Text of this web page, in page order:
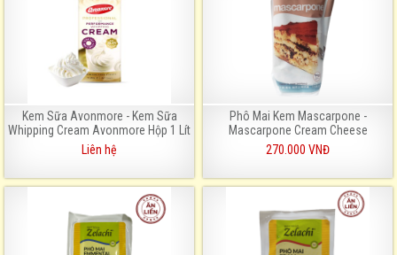
Kem Sữa Avonmore - Kem Sữa
Whipping Cream Avonmore Hộp 1 Lít
Liên hệ
Phô Mai Kem Mascarpone -
Mascarpone Cream Cheese
270.000 VNĐ